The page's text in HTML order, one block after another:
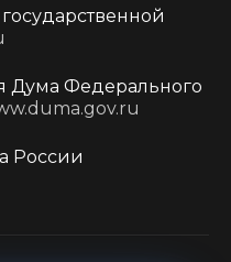
Дума Федерального
России